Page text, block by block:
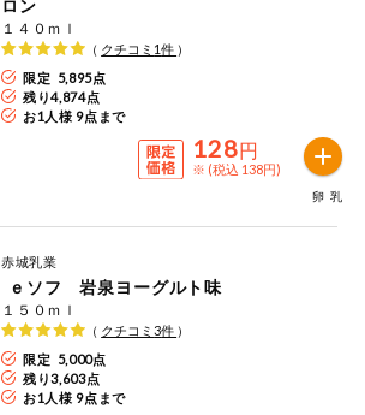
ロン
１４０ｍｌ
（ クチコミ 1件 ）
限定 5,895点
残り4,874点
お1人様 9点まで
128円
※ (税込 138円)
卵 乳
赤城乳業
ｅソフ 岩泉ヨーグルト味
１５０ｍｌ
（ クチコミ3件 ）
限定 5,000点
残り3,603点
お1人様 9点まで